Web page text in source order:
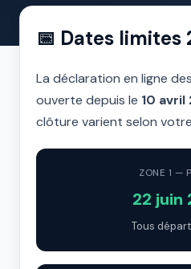
📅 Dates limites
La déclaration en ligne
ouverte depuis le 10 avril
clôture varient selon
ZONE 1 —
22 juin
Tous